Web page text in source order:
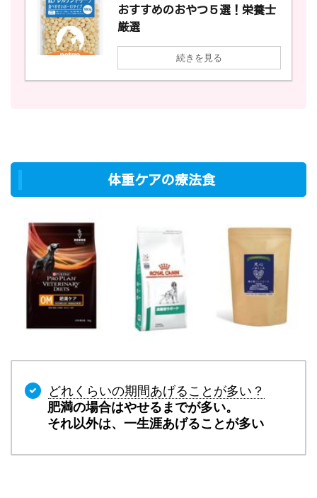
おすすめのおやつ５選！栄養士
厳選
続きを見る
体重ケアの療法食
どれくらいの期間あげることが多い？
肥満の場合はやせるまでが多い。
それ以外は、一生涯あげることが多い